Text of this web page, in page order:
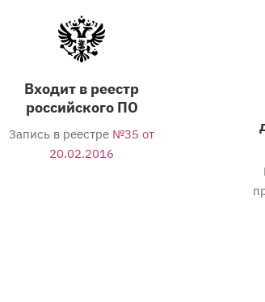
Входит в реестр
российского ПО
Запись в реестре №35 от
20.02.2016